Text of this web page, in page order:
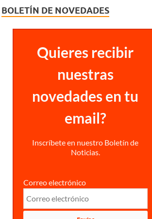
BOLETÍN DE NOVEDADES
Quieres recibir
nuestras
novedades en tu
email?
Inscríbete en nuestro Boletín de
Noticias.
Correo electrónico